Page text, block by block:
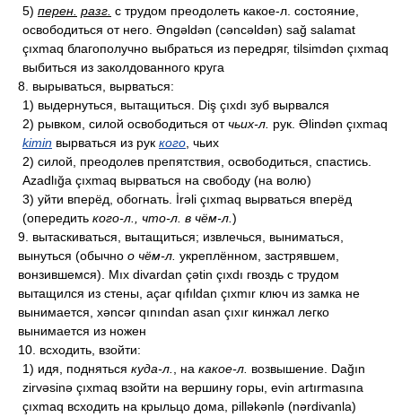
5) перен. разг. с трудом преодолеть какое-л. состояние,
освободиться от него. Əngəldən (cəncəldən) sağ salamat
çıxmaq благополучно выбраться из передряг, tilsimdən çıxmaq
выбиться из заколдованного круга
8. вырываться, вырваться:
1) выдернуться, вытащиться. Diş çıxdı зуб вырвался
2) рывком, силой освободиться от чьих-л. рук. Əlindən çıxmaq
kimin вырваться из рук кого , чьих
2) силой, преодолев препятствия, освободиться, спастись.
Azadlığa çıxmaq вырваться на свободу (на волю)
3) уйти вперёд, обогнать. İrəli çıxmaq вырваться вперёд
(опередить кого-л., что-л. в чём-л. )
9. вытаскиваться, вытащиться; извлечься, выниматься,
вынуться (обычно о чём-л. укреплённом, застрявшем,
вонзившемся). Mıx divardan çətin çıxdı гвоздь с трудом
вытащился из стены, açar qıfıldan çıxmır ключ из замка не
вынимается, xəncər qınından asan çıxır кинжал легко
вынимается из ножен
10. всходить, взойти:
1) идя, подняться куда-л. , на какое-л. возвышение. Dağın
zirvəsinə çıxmaq взойти на вершину горы, evin artırmasına
çıxmaq всходить на крыльцо дома, pilləkənlə (nərdivanla)